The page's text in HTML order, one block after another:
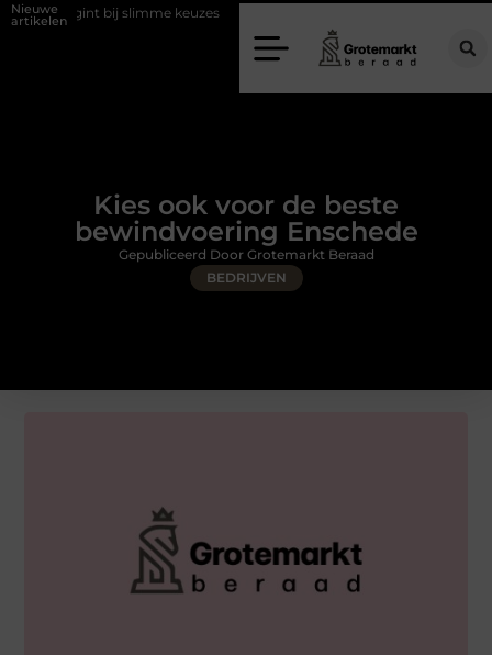
Nieuwe
artikelen
bij slimme keuzes Waarom kiezen voor een rijschool in Utrecht?
Kies ook voor de beste
bewindvoering Enschede
BEDRIJVEN
Gepubliceerd Door Grotemarkt Beraad